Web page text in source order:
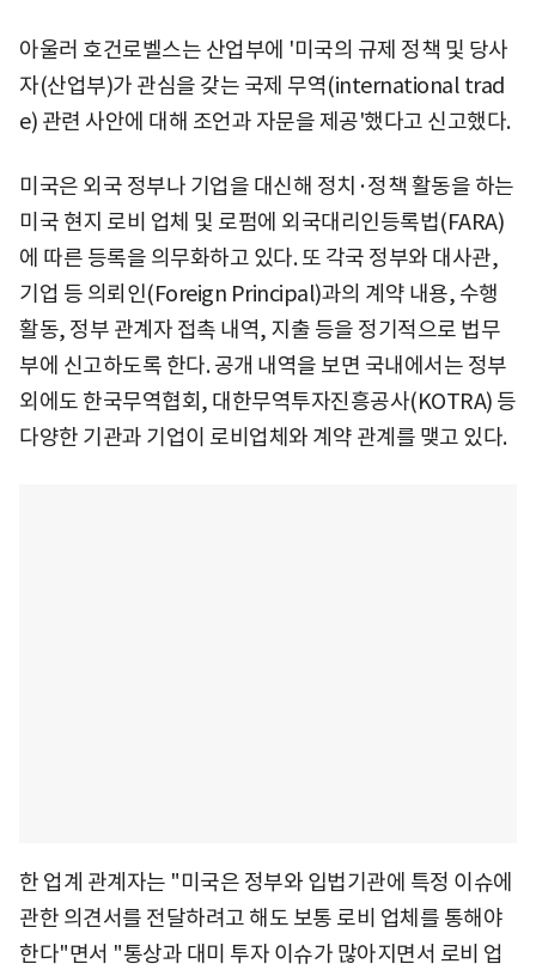
아울러 호건로벨스는 산업부에 '미국의 규제 정책 및 당사
자(산업부)가 관심을 갖는 국제 무역(international trad
e) 관련 사안에 대해 조언과 자문을 제공'했다고 신고했다.
미국은 외국 정부나 기업을 대신해 정치·정책 활동을 하는
미국 현지 로비 업체 및 로펌에 외국대리인등록법(FARA)
에 따른 등록을 의무화하고 있다. 또 각국 정부와 대사관,
기업 등 의뢰인(Foreign Principal)과의 계약 내용, 수행
활동, 정부 관계자 접촉 내역, 지출 등을 정기적으로 법무
부에 신고하도록 한다. 공개 내역을 보면 국내에서는 정부
외에도 한국무역협회, 대한무역투자진흥공사(KOTRA) 등
다양한 기관과 기업이 로비업체와 계약 관계를 맺고 있다.
한 업계 관계자는 "미국은 정부와 입법기관에 특정 이슈에
관한 의견서를 전달하려고 해도 보통 로비 업체를 통해야
한다"면서 "통상과 대미 투자 이슈가 많아지면서 로비 업